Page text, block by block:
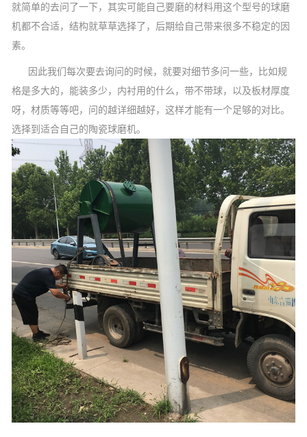
就简单的去问了一下，其实可能自己要磨的材料用这个型号的球磨
机都不合适，结构就草草选择了，后期给自己带来很多不稳定的因
素。
因此我们每次要去询问的时候，就要对细节多问一些，比如规
格是多大的，能装多少，内衬用的什么，带不带球，以及板材厚度
呀，材质等等吧，问的越详细越好，这样才能有一个足够的对比。
选择到适合自己的陶瓷球磨机。